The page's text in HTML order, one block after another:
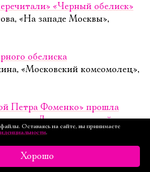
«Черный обелиск»
«На западе Москвы»,
обелиска
«Московский комсомолец»,
Петра Фоменко» прошла
«Двадцать третий»
«Бизнес FM»,
Оставаясь на сайте, вы принимаете
.
Хорошо